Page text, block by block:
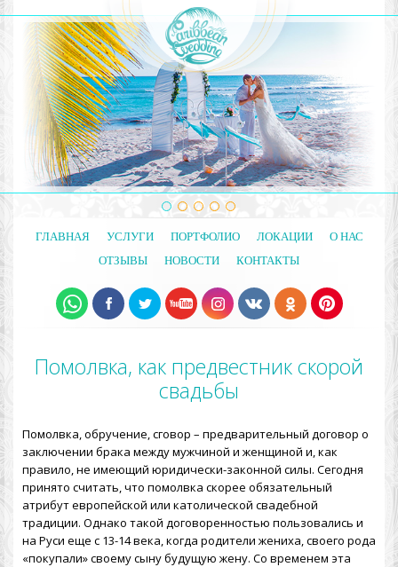
ГЛАВНАЯ УСЛУГИ ПОРТФОЛИО ЛОКАЦИИ
О НАС
ОТЗЫВЫ
НОВОСТИ КОНТАКТЫ
Помолвка, как предвестник скорой
свадьбы
Помолвка, обручение, сговор – предварительный договор о
заключении брака между мужчиной и женщиной и, как
правило, не имеющий юридически-законной силы. Сегодня
принято считать, что помолвка скорее обязательный
атрибут европейской или католической свадебной
традиции. Однако такой договоренностью пользовались и
на Руси еще с 13-14 века, когда родители жениха, своего рода
«покупали» своему сыну будущую жену. Со временем эта